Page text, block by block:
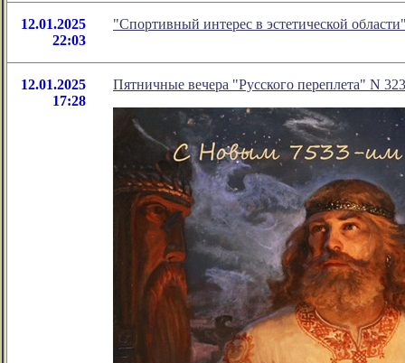
12.01.2025
22:03
"Спортивный интерес в эстетической
12.01.2025
17:28
Пятничные вечера "Русского переплета" N